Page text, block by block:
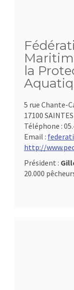
la
5 rue Chante-
17100 SAINTES
Téléphone :
Email :
http://
Président :
20.000